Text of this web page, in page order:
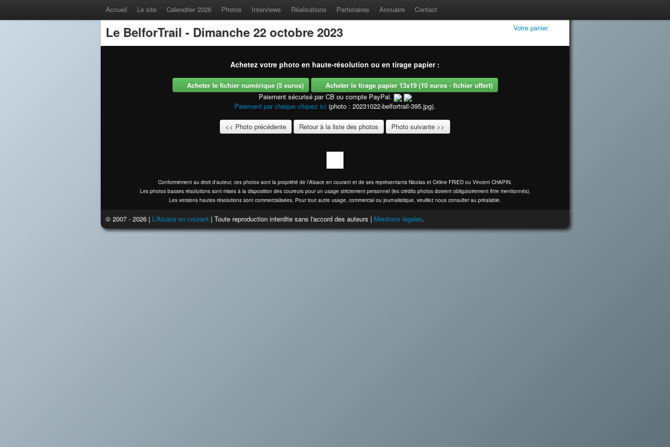
Accueil Le site Calendrier 2026 Photos Interviews Réalisations Partenaires Annuaire Contact
Le BelforTrail - Dimanche 22 octobre 2023 Votre panier
Achetez votre photo en haute-résolution ou en tirage papier :
Acheter le fichier numérique (5 euros)
Acheter le tirage papier 13x19 (10 euros - fichier offert)
Paiement sécurisé par CB ou compte PayPal.
Paiement par chèque cliquez ici (photo : 20231022-belfortrail-395.jpg).
<< Photo précédente Retour à la liste des photos Photo suivante >>
Conformément au droit d'auteur, ces photos sont la propriété de l'Alsace en courant et de ses représentants Nicolas et Céline FRIED ou Vincent CHAPIN.
Les photos basses résolutions sont mises à la disposition des coureurs pour un usage strictement personnel (les crédits photos doivent obligatoirement être mentionnés).
Les versions hautes résolutions sont commercialisées. Pour tout autre usage, commercial ou journalistique, veuillez nous consulter au préalable.
© 2007 - 2026 | L'Alsace en courant | Toute reproduction interdite sans l'accord des auteurs | Mentions légales.